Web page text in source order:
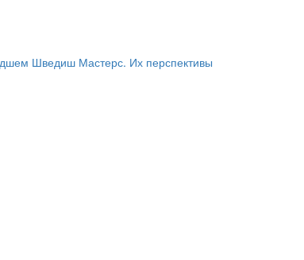
Шведиш Мастерс. Их перспективы